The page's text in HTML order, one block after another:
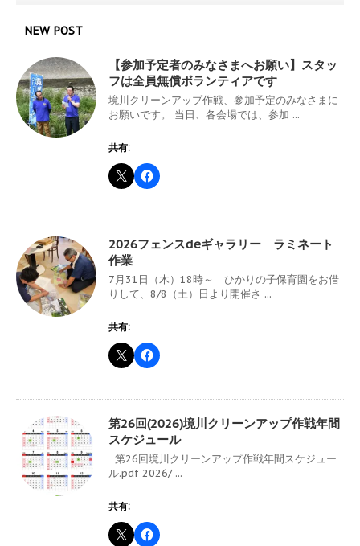
NEW POST
【参加予定者のみなさまへお願い】スタッ
フは全員無償ボランティアです
境川クリーンアップ作戦、参加予定のみなさまに
お願いです。 当日、各会場では、参加 ...
共有:
2026フェンスdeギャラリー ラミネート
作業
7月31日（木）18時～ ひかりの子保育園をお借
りして、8/8（土）日より開催さ ...
共有:
第26回(2026)境川クリーンアップ作戦年間
スケジュール
第26回境川クリーンアップ作戦年間スケジュー
ル.pdf 2026/ ...
共有: